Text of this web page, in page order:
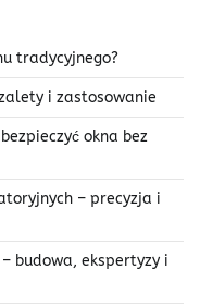
tradycyjnego?
i zastosowanie
okna bez
– precyzja i
budowa, ekspertyzy i